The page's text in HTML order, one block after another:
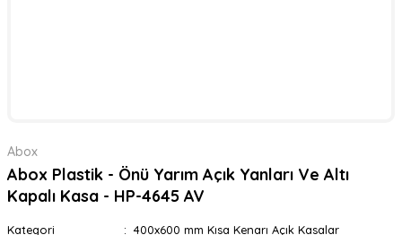
Abox
Abox Plastik - Önü Yarım Açık Yanları Ve Altı
Kapalı Kasa - HP-4645 AV
Kategori
400x600 mm Kısa Kenarı Açık Kasalar